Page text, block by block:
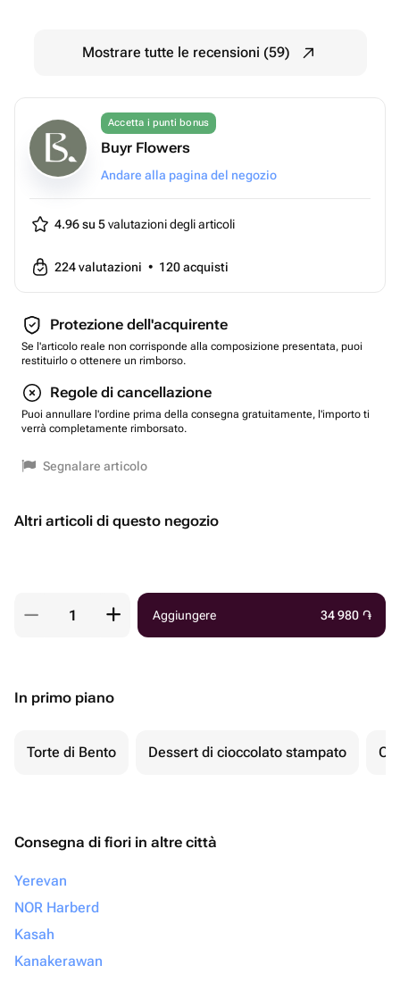
Mostrare tutte le recensioni (59)
Accetta i punti bonus
Buyr Flowers
Andare alla pagina del negozio
4.96 su 5valutazioni degli articoli
224valutazioni • 120acquisti
Protezione dell'acquirente
Se l'articolo reale non corrisponde alla composizione presentata, puoi
restituirlo o ottenere un rimborso.
Regole di cancellazione
Puoi annullare l'ordine prima della consegna gratuitamente, l'importo ti
verrà completamente rimborsato.
Segnalare articolo
Altri articoli di questo negozio
Aggiungere 34 980 ֏
In primo piano
Torte di Bento Dessert di cioccolato stampato
Consegna di fiori in altre città
Yerevan
NOR Harberd
Kasah
Kanakerawan